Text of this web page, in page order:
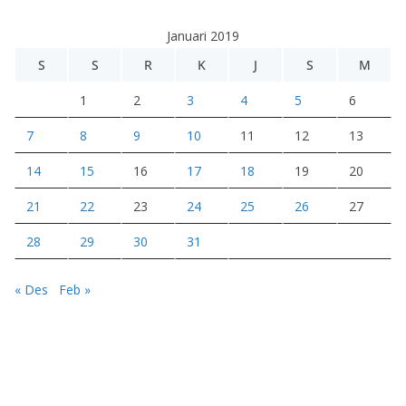
Januari 2019
S
S R K J S M
1 2 3 4 5 6
7 8 9 10 11 12 13
14 15 16 17 18 19 20
21 22 23 24 25 26 27
28 29 30 31
« Des Feb »